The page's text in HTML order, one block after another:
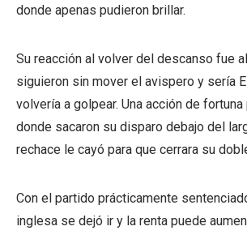
donde apenas pudieron brillar.
Su reacción al volver del descanso fue
siguieron sin mover el avispero y sería
volvería a golpear. Una acción de fortuna
donde sacaron su disparo debajo del
rechace le cayó para que cerrara su
Con el partido prácticamente
inglesa se dejó ir y la renta puede